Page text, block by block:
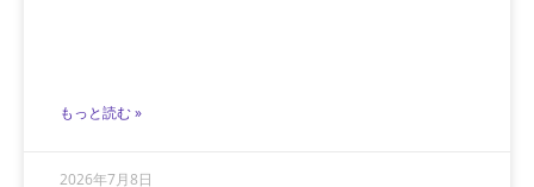
もっと読む »
2026年7月8日